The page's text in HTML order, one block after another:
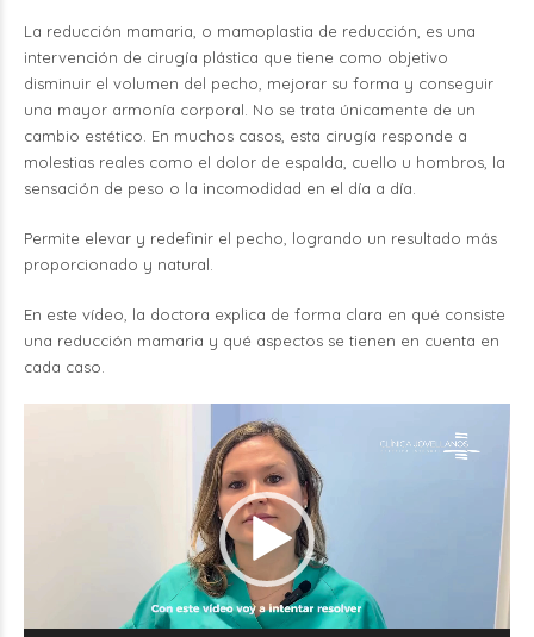
La reducción mamaria, o mamoplastia de reducción, es una
intervención de cirugía plástica que tiene como objetivo
disminuir el volumen del pecho, mejorar su forma y conseguir
una mayor armonía corporal. No se trata únicamente de un
cambio estético. En muchos casos, esta cirugía responde a
molestias reales como el dolor de espalda, cuello u hombros, la
sensación de peso o la incomodidad en el día a día.
Permite elevar y redefinir el pecho, logrando un resultado más
proporcionado y natural.
En este vídeo, la doctora explica de forma clara en qué consiste
una reducción mamaria y qué aspectos se tienen en cuenta en
cada caso.